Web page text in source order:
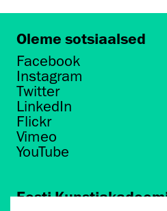
Oleme sotsiaalsed
Facebook
Instagram
Twitter
LinkedIn
Flickr
Vimeo
YouTube
Eesti